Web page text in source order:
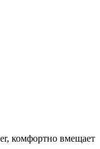
комфортно вмещает